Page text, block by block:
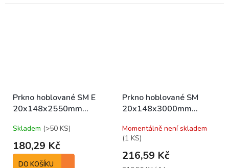
Prkno hoblované SM E
20x148x2550mm
Skladem (>50 KS)
180,29 Kč
DO KOŠÍKU
Prkno hoblované SM
20x148x3000mm
Momentálně není skladem
(1 KS)
216,59 Kč